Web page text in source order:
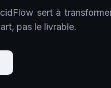
sert à
pas le livrable.